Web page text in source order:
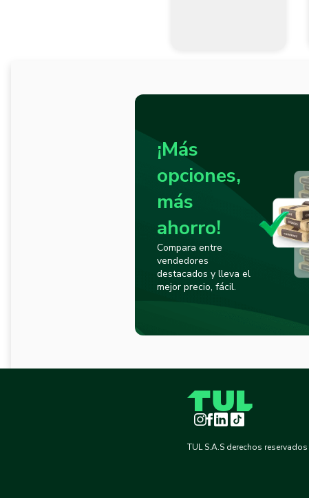
¡Más
opciones,
más
ahorro!
Compara entre
vendedores
destacados y lleva el
mejor precio, fácil.
Instagram
Facebook
LinkedInTikTok
TUL S.A.S derechos reservados